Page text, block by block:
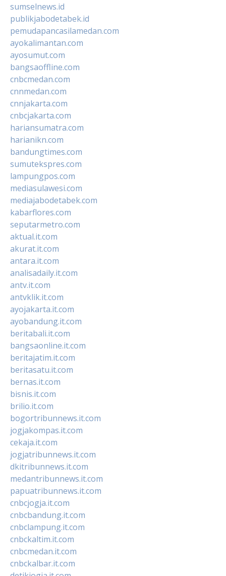
sumselnews.id
publikjabodetabek.id
pemudapancasilamedan.com
ayokalimantan.com
ayosumut.com
bangsaoffline.com
cnbcmedan.com
cnnmedan.com
cnnjakarta.com
cnbcjakarta.com
hariansumatra.com
harianikn.com
bandungtimes.com
sumutekspres.com
lampungpos.com
mediasulawesi.com
mediajabodetabek.com
kabarflores.com
seputarmetro.com
aktual.it.com
akurat.it.com
antara.it.com
analisadaily.it.com
antv.it.com
antvklik.it.com
ayojakarta.it.com
ayobandung.it.com
beritabali.it.com
bangsaonline.it.com
beritajatim.it.com
beritasatu.it.com
bernas.it.com
bisnis.it.com
brilio.it.com
bogortribunnews.it.com
jogjakompas.it.com
cekaja.it.com
jogjatribunnews.it.com
dkitribunnews.it.com
medantribunnews.it.com
papuatribunnews.it.com
cnbcjogja.it.com
cnbcbandung.it.com
cnbclampung.it.com
cnbckaltim.it.com
cnbcmedan.it.com
cnbckalbar.it.com